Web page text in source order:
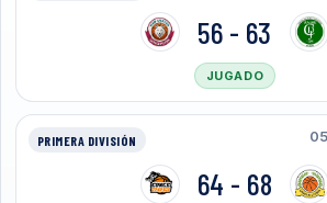
56 - 63
JUGADO
PRIMERA DIVISIÓN
64 - 68